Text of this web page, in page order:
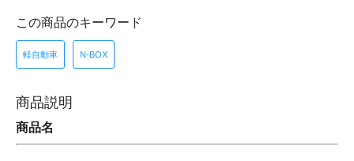
この商品のキーワード
軽自動車 N-BOX
商品説明
商品名